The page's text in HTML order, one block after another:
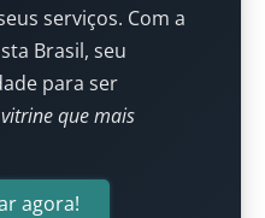
serviços. Com a
Brasil, seu
para ser
que mais
agora!